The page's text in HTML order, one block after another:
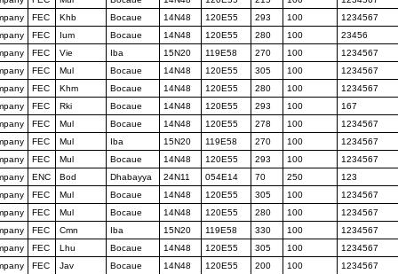
FEC Khb Bocaue 14N48 120E55 293 100
1234567
FEC Ium Bocaue 14N48 120E55 280 100
23456
FEC Vie Iba 15N20 119E58 270 100
1234567
FEC Mul Bocaue 14N48 120E55 305 100
1234567
FEC Khm Bocaue 14N48 120E55 280 100
1234567
FEC Rki Bocaue 14N48 120E55 293 100
167
FEC Mul Bocaue 14N48 120E55 278 100
1234567
FEC Mul Iba 15N20 119E58 270 100
1234567
FEC Mul Bocaue 14N48 120E55 293 100
1234567
ENC Bod Dhabayya 24N11 054E14 70 250
123
FEC Mul Bocaue 14N48 120E55 305 100
1234567
FEC Mul Bocaue 14N48 120E55 280 100
1234567
FEC Cmn Iba 15N20 119E58 330 100
1234567
FEC Lhu Bocaue 14N48 120E55 305 100
1234567
FEC Jav Bocaue 14N48 120E55 200 100
1234567